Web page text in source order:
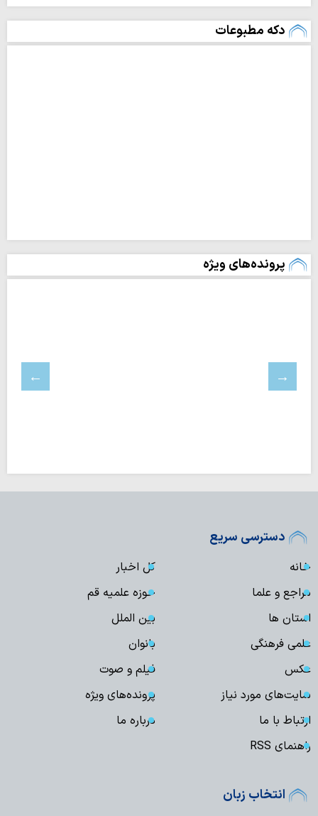
دکه مطبوعات
پرونده‌های ویژه
دسترسی سریع
خانه
کل اخبار
مراجع و علما
حوزه علمیه قم
استان ها
بین الملل
علمی فرهنگی
بانوان
عکس
فیلم و صوت
سایت‌های مورد نیاز
پرونده‌های ویژه
ارتباط با ما
درباره ما
راهنمای RSS
انتخاب زبان